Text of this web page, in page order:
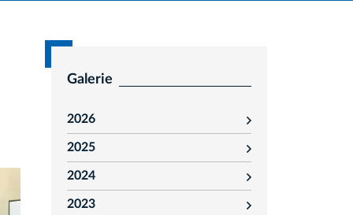
Galerie
2026
rozwiń
2025
rozwiń
2024
rozwiń
2023
rozwiń